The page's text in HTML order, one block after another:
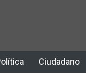
Ciudadano